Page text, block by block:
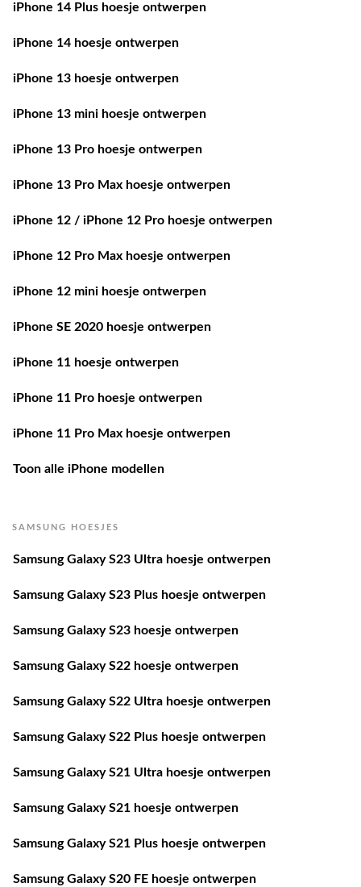
iPhone 14 Plus hoesje ontwerpen
iPhone 14 hoesje ontwerpen
iPhone 13 hoesje ontwerpen
iPhone 13 mini hoesje ontwerpen
iPhone 13 Pro hoesje ontwerpen
iPhone 13 Pro Max hoesje ontwerpen
iPhone 12 / iPhone 12 Pro hoesje ontwerpen
iPhone 12 Pro Max hoesje ontwerpen
iPhone 12 mini hoesje ontwerpen
iPhone SE 2020 hoesje ontwerpen
iPhone 11 hoesje ontwerpen
iPhone 11 Pro hoesje ontwerpen
iPhone 11 Pro Max hoesje ontwerpen
Toon alle iPhone modellen
SAMSUNG HOESJES
Samsung Galaxy S23 Ultra hoesje ontwerpen
Samsung Galaxy S23 Plus hoesje ontwerpen
Samsung Galaxy S23 hoesje ontwerpen
Samsung Galaxy S22 hoesje ontwerpen
Samsung Galaxy S22 Ultra hoesje ontwerpen
Samsung Galaxy S22 Plus hoesje ontwerpen
Samsung Galaxy S21 Ultra hoesje ontwerpen
Samsung Galaxy S21 hoesje ontwerpen
Samsung Galaxy S21 Plus hoesje ontwerpen
Samsung Galaxy S20 FE hoesje ontwerpen